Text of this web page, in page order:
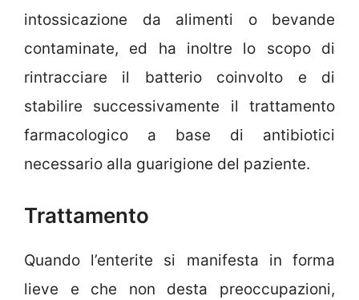
intossicazione da alimenti o bevande
contaminate, ed ha inoltre lo scopo di
rintracciare il batterio coinvolto e di
stabilire successivamente il trattamento
farmacologico a base di antibiotici
necessario alla guarigione del paziente.
Trattamento
Quando l’enterite si manifesta in forma
lieve e che non desta preoccupazioni,